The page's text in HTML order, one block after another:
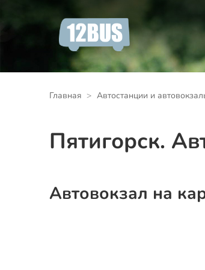
Главная Автостанции и
Пятигорск.
Автовокзал на